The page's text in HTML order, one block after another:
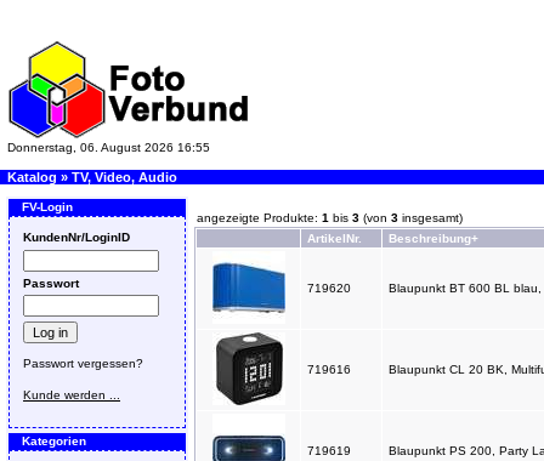
Donnerstag, 06. August 2026 16:55
Katalog » TV, Video, Audio
FV-Login
KundenNr/LoginID
Passwort
Passwort vergessen?
Kunde werden ...
Kategorien
angezeigte Produkte: 1 bis 3 (von 3 insgesamt)
ArtikelNr.
Beschreibung+
719620 Blaupunkt BT 600 BL
719616 Blaupunkt CL 20 BK,
719619 Blaupunkt PS 200, Party